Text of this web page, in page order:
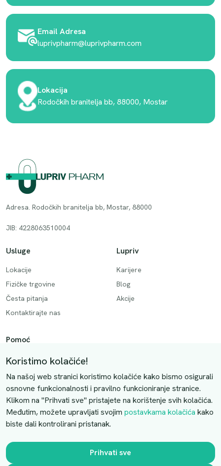
Email Adresa
luprivpharm@luprivpharm.com
Lokacija
Rodočkih branitelja bb, 88000, Mostar
Adresa. Rodočkih branitelja bb, Mostar, 88000
JIB: 4228063510004
Usluge
Lokacije
Fizičke trgovine
Česta pitanja
Kontaktirajte nas
Lupriv
Karijere
Blog
Akcije
Pomoć
Način plaćanja
Dostava
Povrati i otkazivanje
Uslovi kupovine
Kontaktirajte nas
Slobodno nas kontaktirajte putem e-maila:
Koristimo kolačiće!
Na našoj web stranici koristimo kolačiće kako bismo osigurali
osnovne funkcionalnosti i pravilno funkcioniranje stranice.
Klikom na "Prihvati sve" pristajete na korištenje svih kolačića.
Međutim, možete upravljati svojim postavkama kolačića kako
biste dali kontrolirani pristanak.
Prihvati sve